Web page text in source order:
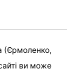
(Єрмоленко,
ви може